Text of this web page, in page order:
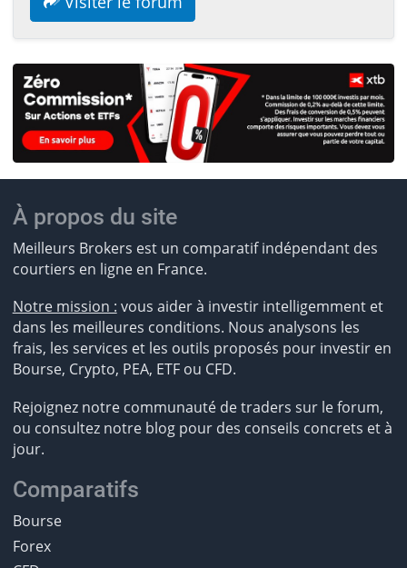
À propos du site
Meilleurs Brokers est un comparatif indépendant des
courtiers en ligne en France.
Notre mission : vous aider à investir intelligemment et
dans les meilleures conditions. Nous analysons les
frais, les services et les outils proposés pour investir en
Bourse, Crypto, PEA, ETF ou CFD.
Rejoignez notre communauté de traders sur le forum,
ou consultez notre blog pour des conseils concrets et à
jour.
Comparatifs
Bourse
Forex